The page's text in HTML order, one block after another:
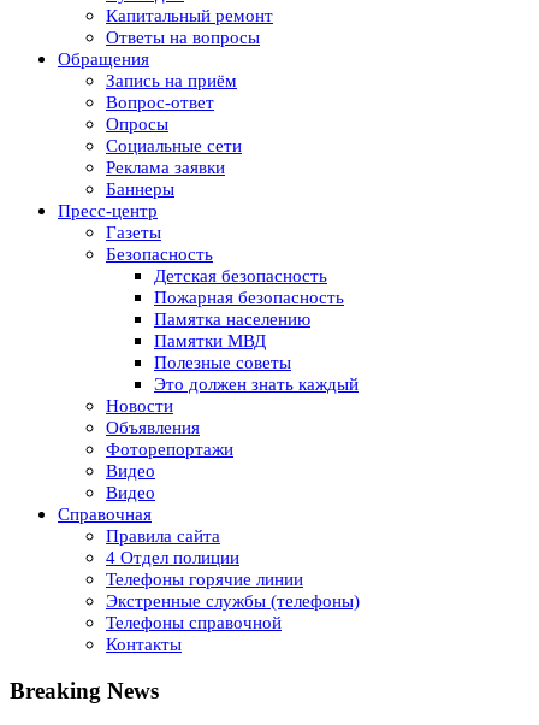
Капитальный ремонт
Ответы на вопросы
Обращения
Запись на приём
Вопрос-ответ
Опросы
Социальные сети
Реклама заявки
Баннеры
Пресс-центр
Газеты
Безопасность
Детская безопасность
Пожарная безопасность
Памятка населению
Памятки МВД
Полезные советы
Это должен знать каждый
Новости
Объявления
Фоторепортажи
Видео
Видео
Справочная
Правила сайта
4 Отдел полиции
Телефоны горячие линии
Экстренные службы (телефоны)
Телефоны справочной
Контакты
Breaking News